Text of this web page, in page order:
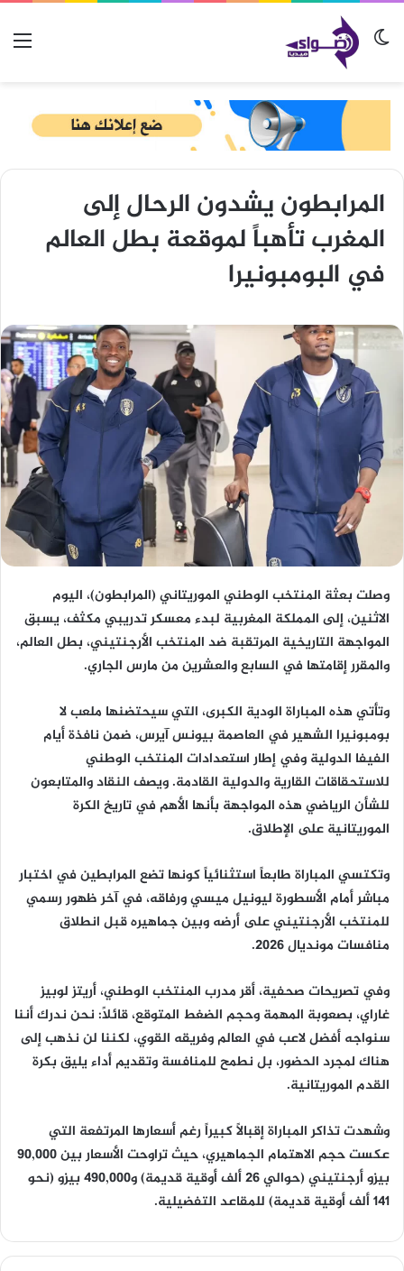
الوضع المظلم
المرابطون يشدون الرحال إلى
المغرب تأهباً لموقعة بطل العالم
في البومبونيرا
وصلت بعثة المنتخب الوطني الموريتاني (المرابطون)، اليوم
الاثنين، إلى المملكة المغربية لبدء معسكر تدريبي مكثف، يسبق
المواجهة التاريخية المرتقبة ضد المنتخب الأرجنتيني، بطل العالم،
والمقرر إقامتها في السابع والعشرين من مارس الجاري.
وتأتي هذه المباراة الودية الكبرى، التي سيحتضنها ملعب لا
بومبونيرا الشهير في العاصمة بيونس آيرس، ضمن نافذة أيام
الفيفا الدولية وفي إطار استعدادات المنتخب الوطني
للاستحقاقات القارية والدولية القادمة. ويصف النقاد والمتابعون
للشأن الرياضي هذه المواجهة بأنها الأهم في تاريخ الكرة
الموريتانية على الإطلاق.
وتكتسي المباراة طابعاً استثنائياً كونها تضع المرابطين في اختبار
مباشر أمام الأسطورة ليونيل ميسي ورفاقه، في آخر ظهور رسمي
للمنتخب الأرجنتيني على أرضه وبين جماهيره قبل انطلاق
منافسات مونديال 2026.
وفي تصريحات صحفية، أقر مدرب المنتخب الوطني، أريتز لوبيز
غاراي، بصعوبة المهمة وحجم الضغط المتوقع، قائلاً: نحن ندرك أننا
سنواجه أفضل لاعب في العالم وفريقه القوي، لكننا لن نذهب إلى
هناك لمجرد الحضور، بل نطمح للمنافسة وتقديم أداء يليق بكرة
القدم الموريتانية.
وشهدت تذاكر المباراة إقبالاً كبيراً رغم أسعارها المرتفعة التي
عكست حجم الاهتمام الجماهيري، حيث تراوحت الأسعار بين 90,000
بيزو أرجنتيني (حوالي 26 ألف أوقية قديمة) و490,000 بيزو (نحو
141 ألف أوقية قديمة) للمقاعد التفضيلية.